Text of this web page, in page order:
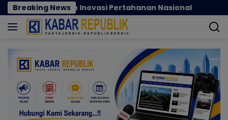
Langsung
ke
konten
Breaking News
dan Inovasi Pertahanan Nasional Nilai Tukar